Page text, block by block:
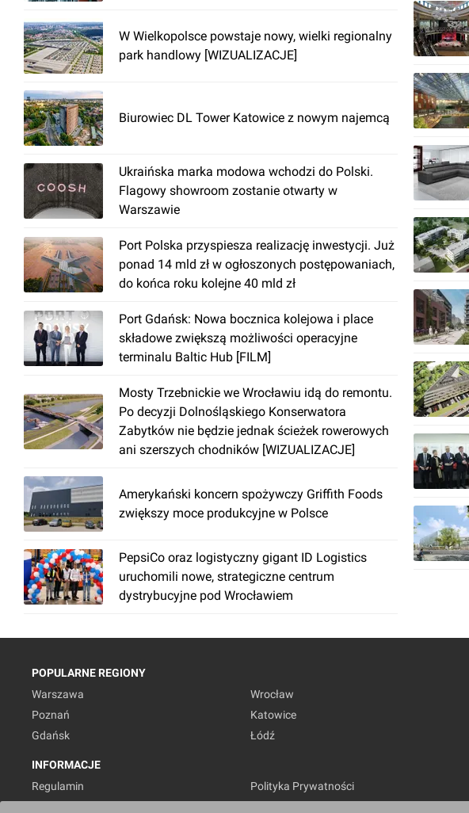
W Wielkopolsce powstaje nowy, wielki regionalny
park handlowy [WIZUALIZACJE]
Biurowiec DL Tower Katowice z nowym najemcą
Ukraińska marka modowa wchodzi do Polski.
Flagowy showroom zostanie otwarty w
Warszawie
Port Polska przyspiesza realizację inwestycji. Już
ponad 14 mld zł w ogłoszonych postępowaniach,
do końca roku kolejne 40 mld zł
Port Gdańsk: Nowa bocznica kolejowa i place
składowe zwiększą możliwości operacyjne
terminalu Baltic Hub [FILM]
Mosty Trzebnickie we Wrocławiu idą do remontu.
Po decyzji Dolnośląskiego Konserwatora
Zabytków nie będzie jednak ścieżek rowerowych
ani szerszych chodników [WIZUALIZACJE]
Amerykański koncern spożywczy Griffith Foods
zwiększy moce produkcyjne w Polsce
PepsiCo oraz logistyczny gigant ID Logistics
uruchomili nowe, strategiczne centrum
dystrybucyjne pod Wrocławiem
POPULARNE REGIONY
Warszawa
Wrocław
Poznań
Katowice
Gdańsk
Łódź
INFORMACJE
Regulamin
Polityka Prywatności